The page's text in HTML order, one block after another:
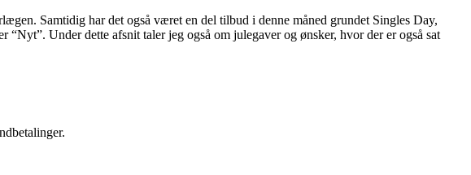
Samtidig har det også været en del tilbud i denne måned grundet Singles Day,
Under dette afsnit taler jeg også om julegaver og ønsker, hvor der er også sat